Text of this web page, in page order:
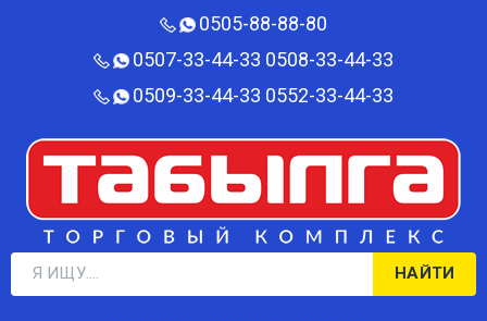
0505-88-88-80‬
0507-33-44-33 0508-33-44-33
0509-33-44-33 0552-33-44-33
НАЙТИ